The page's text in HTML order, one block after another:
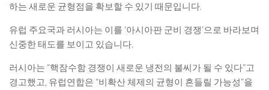
하는 새로운 균형점을 확보할 수 있기 때문입니다.
유럽 주요국과 러시아는 이를 ‘아시아판 군비 경쟁’으로 바라보며
신중한 태도를 보이고 있습니다.
러시아는 “핵잠수함 경쟁이 새로운 냉전의 불씨가 될 수 있다”고
경고했고, 유럽연합은 “비확산 체제의 균형이 흔들릴 가능성”을